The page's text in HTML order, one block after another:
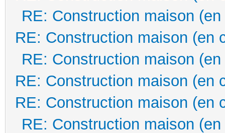
RE: Construction maison
RE: Construction maison (en
RE: Construction maison
RE: Construction maison (en
RE: Construction maison (en
RE: Construction maison